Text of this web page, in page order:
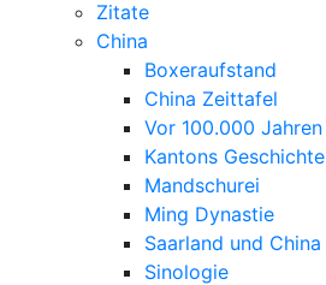
Zitate
China
Boxeraufstand
China Zeittafel
Vor 100.000 Jahren
Kantons Geschichte
Mandschurei
Ming Dynastie
Saarland und China
Sinologie